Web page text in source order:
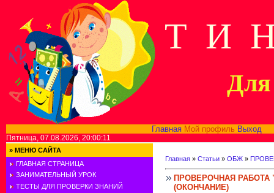
Т И
Для
Главная Мой профиль Выход
Пятница, 07.08.2026, 20:00:11
» МЕНЮ САЙТА
ГЛАВНАЯ СТРАНИЦА
ЗАНИМАТЕЛЬНЫЙ УРОК
ТЕСТЫ ДЛЯ ПРОВЕРКИ ЗНАНИЙ
Главная » Статьи » ОБЖ »
ПРОВЕРОЧНАЯ
(ОКОНЧАНИЕ)